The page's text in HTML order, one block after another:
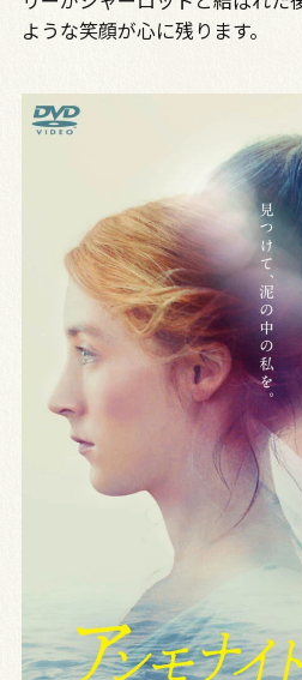
ような笑顔が心に残ります。